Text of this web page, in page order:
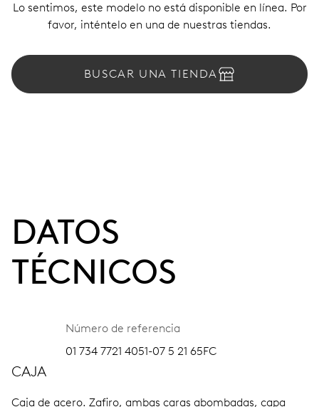
Lo sentimos, este modelo no está disponible en línea. Por
favor, inténtelo en una de nuestras tiendas.
BUSCAR UNA TIENDA
DATOS
TÉCNICOS
Número de referencia
01 734 7721 4051-07 5 21 65FC
CAJA
Caja de acero. Zafiro, ambas caras abombadas, capa